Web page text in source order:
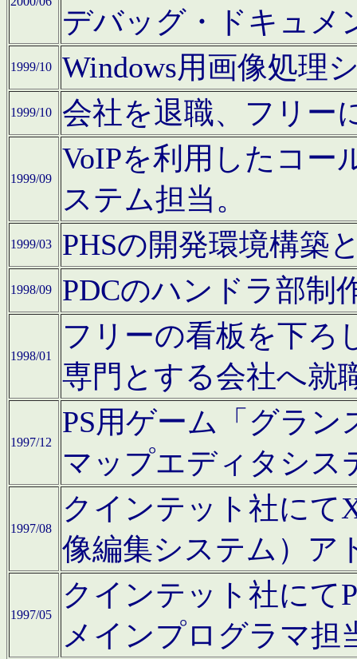
デバッグ・ドキュメ
1999/10 Windows用画像処理
1999/10 会社を退職、フリー
1999/09
VoIPを利用したコー
ステム担当。
1999/03 PHSの開発環境構築
1998/09 PDCのハンドラ部制
1998/01
フリーの看板を下ろ
専門とする会社へ就
1997/12
PS用ゲーム「グラン
マップエディタシス
1997/08
クインテット社にて
像編集システム）ア
1997/05
クインテット社にて
メインプログラマ担